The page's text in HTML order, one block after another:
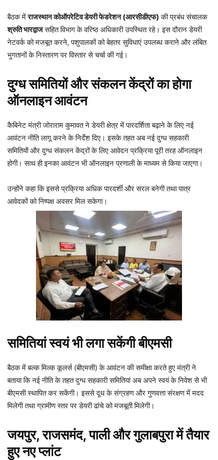
बैठक मेंराजस्थान कोऑपरेटिव डेयरी फेडरेशन (आरसीडीएफ) की प्रबंध संचालक
श्रुति भारद्वाजसहित विभाग के वरिष्ठ अधिकारी उपस्थित रहे। इस दौरान डेयरी
नेटवर्क को मजबूत करने, पशुपालकों को बेहतर सुविधाएं उपलब्ध कराने और लंबित
भुगतानों के निस्तारण पर विस्तार से चर्चा की गई।
दुग्ध समितियों और संकलन केंद्रों का होगा
ऑनलाइन आवंटन
कैबिनेट मंत्री जोराराम कुमावत ने डेयरी क्षेत्र में पारदर्शिता बढ़ाने के लिए नई
आवंटन नीति लागू करने के निर्देश दिए। इसके तहत अब नई दुग्ध सहकारी
समितियों और दुग्ध संकलन केंद्रों के लिए आवेदन प्रक्रिया पूरी तरह ऑनलाइन
होगी। साथ ही इनका आवंटन भी ऑनलाइन प्रणाली के माध्यम से किया जाएगा।
उन्होंने कहा कि इससे प्रक्रिया अधिक पारदर्शी और सरल बनेगी तथा पात्र
आवेदकों को निष्पक्ष अवसर मिल सकेगा।
समितियां स्वयं भी लगा सकेंगी बीएमसी
बैठक में बल्क मिल्क कूलर्स (बीएमसी) के आवंटन की समीक्षा करते हुए मंत्री ने
बताया कि नई नीति के तहत दुग्ध सहकारी समितियां अब अपने स्वयं के निवेश से भी
बीएमसी स्थापित कर सकेंगी। इससे दूध के संग्रहण और गुणवत्ता संरक्षण में मदद
मिलेगी तथा ग्रामीण स्तर पर डेयरी ढांचे को मजबूती मिलेगी।
जयपुर, राजसमंद, पाली और गुलाबपुरा में तैयार
हुए नए प्लांट